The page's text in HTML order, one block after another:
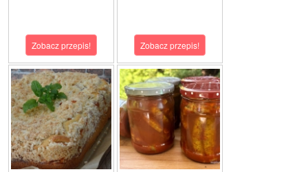
Zobacz przepis! Zobacz przepis!